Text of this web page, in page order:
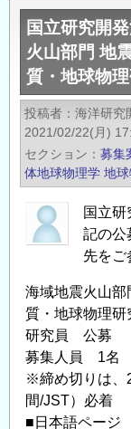
底
地
質・
地
球
物
理
研
究
グ
プ
研
究
員
公
募
情
研
究
開
発
法
人
洋
研
究
開
構
海
域
地
震
火
国立研究開
火山部門 地
質・地球物
投稿者 海洋研究
2021/02/22(月)
セクション
募集
体地球物理学 地
国立
記の公
先をご
海域地震火山
質・地球物理研
研究員 公募
募集人員 1名
※締め切りは、
間/JST）必着
■日本語ページ